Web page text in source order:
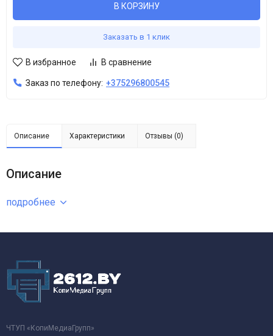
В КОРЗИНУ
Заказать в 1 клик
В избранное В сравнение
Заказ по телефону: +375296800545
Описание Характеристики Отзывы (0)
Описание
подробнее
ЧТУП «КопиМедиаГрупп»